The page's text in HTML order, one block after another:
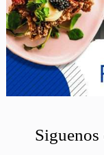
Siguenos